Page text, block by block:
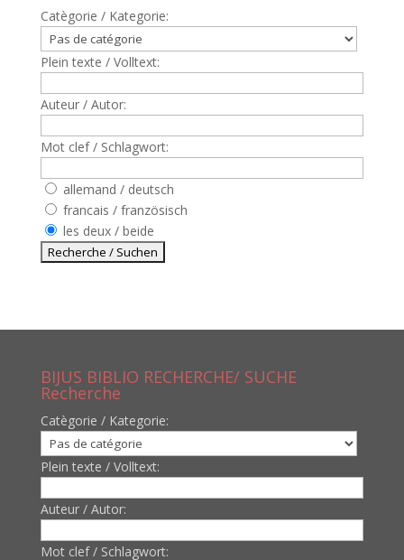
Catègorie / Kategorie:
Plein texte / Volltext:
Auteur / Autor:
Mot clef / Schlagwort:
allemand / deutsch
francais / französisch
les deux / beide
BIJUS BIBLIO RECHERCHE/ SUCHE
Recherche
Catègorie / Kategorie:
Plein texte / Volltext:
Auteur / Autor:
Mot clef / Schlagwort: